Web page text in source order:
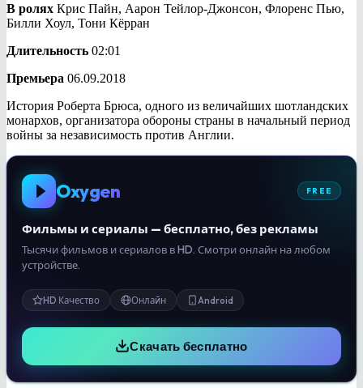
В ролях Крис Пайн, Аарон Тейлор-Джонсон, Флоренс Пью,
Билли Хоул, Тони Кёрран
Длительность 02:01
Премьера 06.09.2018
История Роберта Брюса, одного из величайших шотландских
монархов, организатора обороны страны в начальный период
войны за независимость против Англии.
Oxygen FREE
Фильмы и сериалы — бесплатно, без рекламы
Тысячи фильмов и сериалов в HD. Смотри онлайн на любом
устройстве.
HD Качество Онлайн Android
Скачать бесплатно